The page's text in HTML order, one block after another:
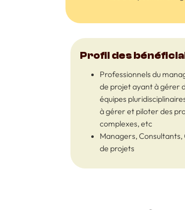
Profil des
Professionnels du
de projet ayant à gérer
équipes
à gérer et piloter des
complexes, etc
Managers, Consultants,
de projets